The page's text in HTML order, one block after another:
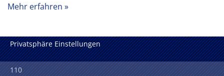
Mehr erfahren
Privatsphäre Einstellungen
110